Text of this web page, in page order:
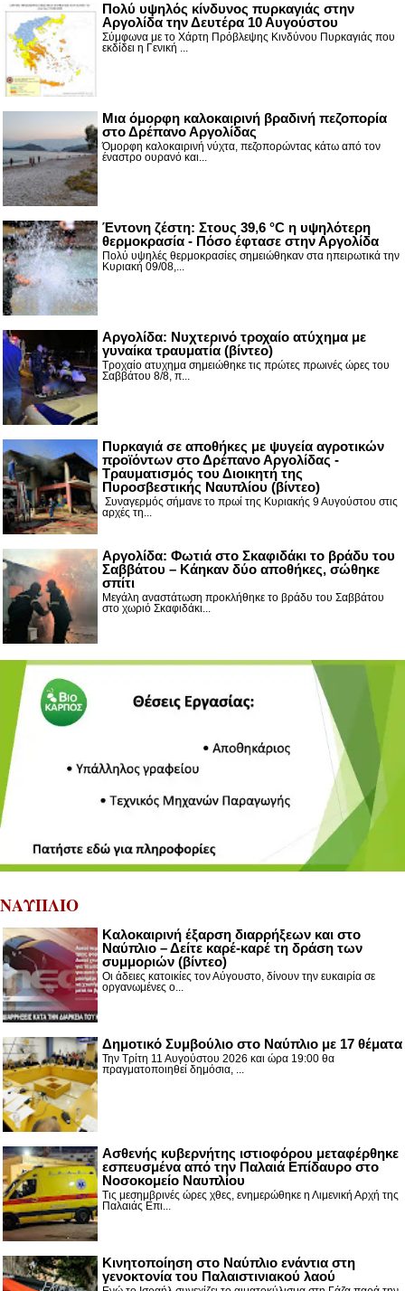
Πολύ υψηλός κίνδυνος πυρκαγιάς στην
Αργολίδα την Δευτέρα 10 Αυγούστου
Σύμφωνα με το Χάρτη Πρόβλεψης Κινδύνου Πυρκαγιάς που
εκδίδει η Γενική ...
Μια όμορφη καλοκαιρινή βραδινή πεζοπορία
στο Δρέπανο Αργολίδας
Όμορφη καλοκαιρινή νύχτα, πεζοπορώντας κάτω από τον
έναστρο ουρανό και...
Έντονη ζέστη: Στους 39,6 °C η υψηλότερη
θερμοκρασία - Πόσο έφτασε στην Αργολίδα
Πολύ υψηλές θερμοκρασίες σημειώθηκαν στα ηπειρωτικά την
Κυριακή 09/08,...
Αργολίδα: Νυχτερινό τροχαίο ατύχημα με
γυναίκα τραυματία (βίντεο)
Τροχαίο ατυχημα σημειώθηκε τις πρώτες πρωινές ώρες του
Σαββάτου 8/8, π...
Πυρκαγιά σε αποθήκες με ψυγεία αγροτικών
προϊόντων στο Δρέπανο Αργολίδας -
Τραυματισμός του Διοικητή της
Πυροσβεστικής Ναυπλίου (βίντεο)
Συναγερμός σήμανε το πρωί της Κυριακής 9 Αυγούστου στις
αρχές τη...
Αργολίδα: Φωτιά στο Σκαφιδάκι το βράδυ του
Σαββάτου – Κάηκαν δύο αποθήκες, σώθηκε
σπίτι
Μεγάλη αναστάτωση προκλήθηκε το βράδυ του Σαββάτου
στο χωριό Σκαφιδάκι...
ΝΑΥΠΛΙΟ
Καλοκαιρινή έξαρση διαρρήξεων και στο
Ναύπλιο – Δείτε καρέ-καρέ τη δράση των
συμμοριών (βίντεο)
Οι άδειες κατοικίες τον Αύγουστο, δίνουν την ευκαιρία σε
οργανωμένες ο...
Δημοτικό Συμβούλιο στο Ναύπλιο με 17 θέματα
Την Τρίτη 11 Αυγούστου 2026 και ώρα 19:00 θα
πραγματοποιηθεί δημόσια, ...
Ασθενής κυβερνήτης ιστιοφόρου μεταφέρθηκε
εσπευσμένα από την Παλαιά Επίδαυρο στο
Νοσοκομείο Ναυπλίου
Τις μεσημβρινές ώρες χθες, ενημερώθηκε η Λιμενική Αρχή της
Παλαιάς Επι...
Κινητοποίηση στο Ναύπλιο ενάντια στη
γενοκτονία του Παλαιστινιακού λαού